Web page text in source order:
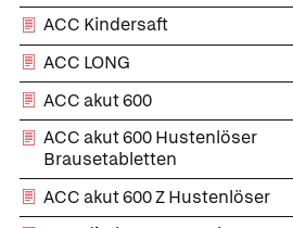
ACC Kindersaft
ACC LONG
ACC akut 600
ACC akut 600 Hustenlöser
Brausetabletten
ACC akut 600 Z Hustenlöser